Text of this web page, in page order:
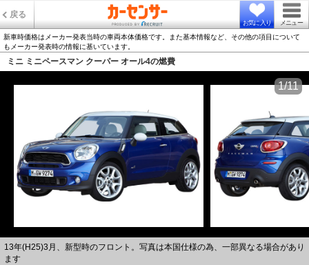
戻る
お気に入り メニュー
新車時価格はメーカー発表当時の車両本体価格です。また基本情報など、その他の項目について
もメーカー発表時の情報に基いています。
ミニ ミニペースマン クーパー オール4の燃費
13年(H25)3月、新型時のフロント。写真は本国仕様の為、一部異なる場合があり
ます
1/11